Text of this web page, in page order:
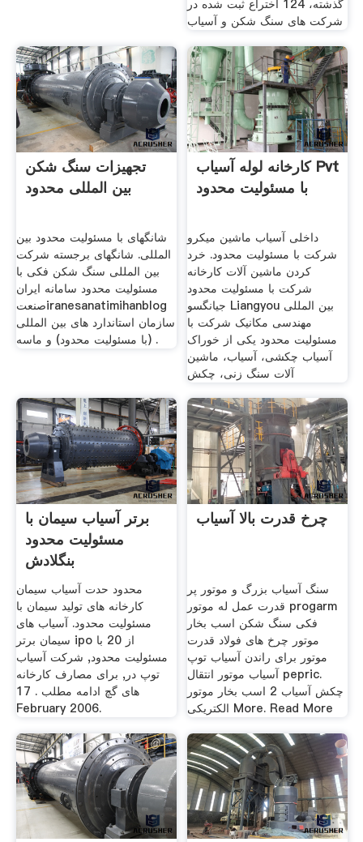
گذشته، 124 اختراع ثبت شده در
شركت های سنگ شكن و آسیاب
تجهیزات سنگ شکن
بین المللی محدود
شانگهای با مسئولیت محدود بین
المللی. شانگهای برجسته شرکت
بین المللی سنگ شکن فکی با
مسئولیت محدود سامانه ایران
صنعتiranesanatimihanblog
سازمان استاندارد های بین المللی
(با مسئولیت محدود) و ماسه .
کارخانه لوله آسیاب Pvt
با مسئولیت محدود
داخلی آسیاب ماشین میکرو
شرکت با مسئولیت محدود. خرد
کردن ماشین آلات کارخانه
شرکت با مسئولیت محدود
جیانگسو Liangyou بین المللی
مهندسی مکانیک شرکت با
مسئولیت محدود یکی از خوراک
آسیاب چکشی، آسیاب، ماشین
آلات سنگ زنی، چکش
برتر آسیاب سیمان با
مسئولیت محدود
بنگلادش
محدود حدت آسیاب سیمان
کارخانه های تولید سیمان با
مسئولیت محدود. آسیاب های
سیمان برتر ipo از 20 با
مسئولیت محدود, شرکت آسیاب
توپ در, برای مصارف کارخانه
های گچ ادامه مطلب . 17
February 2006.
چرخ قدرت بالا آسیاب
سنگ آسیاب بزرگ و موتور پر
قدرت عمل له موتور progarm
فکی سنگ شکن اسب بخار
موتور چرخ های فولاد قدرت
موتور برای راندن آسیاب توپ
آسیاب موتور انتقال pepric.
چکش آسیاب 2 اسب بخار موتور
الکتریکی More. Read More